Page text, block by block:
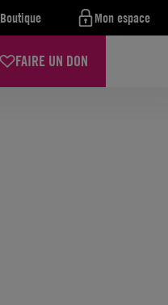
Boutique Mon espace
FAIRE UN DON